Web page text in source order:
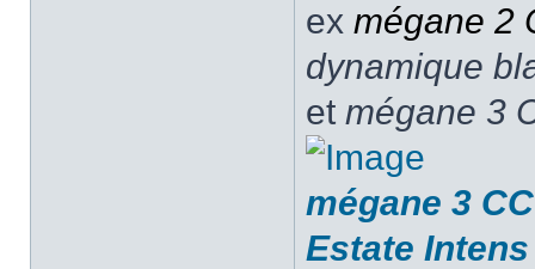
ex mégane 2
dynamique
et mégane 3
mégane 3
Estate